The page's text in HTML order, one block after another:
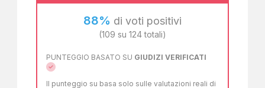
88% di voti positivi
(109 su 124 totali)
PUNTEGGIO BASATO SU GIUDIZI VERIFICATI
Il punteggio su basa solo sulle valutazioni reali di